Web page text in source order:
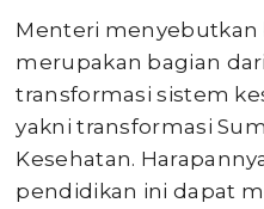
Menteri
merupakan bagian
transformasi sistem
yakni transformasi
Kesehatan.
pendidikan ini dapat